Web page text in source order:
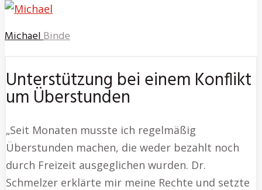
MichaelBinde
Unterstützung bei einem Konflikt
um Überstunden
„Seit Monaten musste ich regelmäßig
Überstunden machen, die weder bezahlt noch
durch Freizeit ausgeglichen wurden. Dr.
Schmelzer erklärte mir meine Rechte und setzte